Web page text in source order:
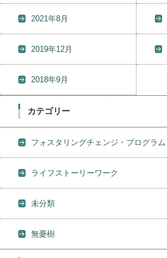
2021年8月
2019年12月
2018年9月
カテゴリー
フォスタリングチェンジ・プログラム
ライフストーリーワーク
未分類
無憂樹